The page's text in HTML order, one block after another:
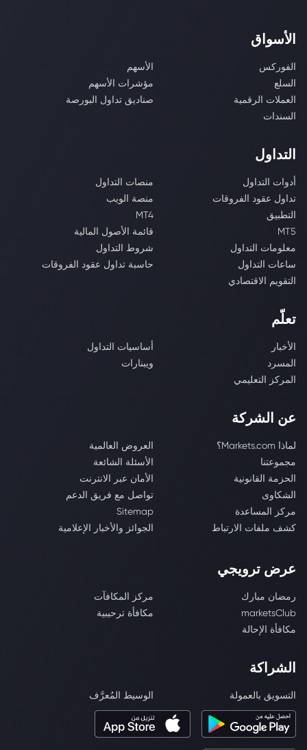
الأسواق
الفوركس
الأسهم
السلع
مؤشرات الأسهم
العملات الرقمية
صناديق تداول البورصة
السندات
التداول
أدوات التداول
منصات التداول
تداول عقود الفروقات
منصة الويب
التطبيق
MT4
MT5
قائمة الأصول المالية
معلومات التداول
شروط التداول
ساعات التداول
حاسبة تداول عقود الفروقات
التقويم الاقتصادي
تعلّم
الأخبار
أساسيات التداول
المسرد
ويبنارات
المركز التعليمي
عن الشركة
لماذا Markets.com؟
العروض العالمية
مجموعتنا
الأسئلة الشائعة
الحزمة القانونية
الأمان عبر الانترنت
الشكاوى
تواصل مع فريق الدعم
مركز المساعدة
Sitemap
كشف ملفات الارتباط
الجوائز والأخبار الإعلامية
عرض ترويجي
رمضان مبارك
مركز المكافآت
marketsClub
مكافأة ترحيبية
مكافأة الإحالة
الشراكة
التسويق بالعمولة الوسيط المُعرَّف